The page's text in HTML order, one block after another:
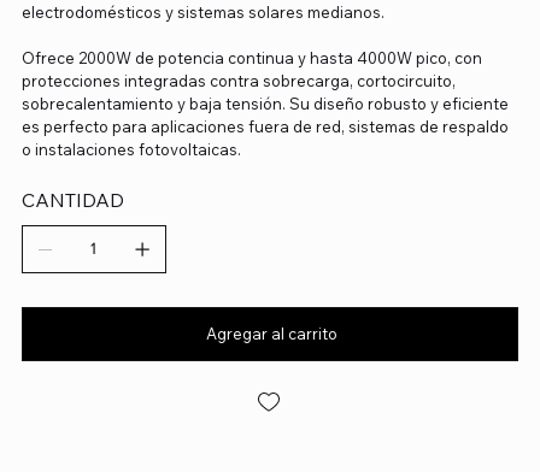
electrodomésticos y sistemas solares medianos.
Ofrece 2000W de potencia continua y hasta 4000W pico, con
protecciones integradas contra sobrecarga, cortocircuito,
sobrecalentamiento y baja tensión. Su diseño robusto y eficiente
es perfecto para aplicaciones fuera de red, sistemas de respaldo
o instalaciones fotovoltaicas.
CANTIDAD
Agregar al carrito